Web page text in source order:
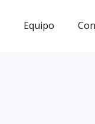
Equipo